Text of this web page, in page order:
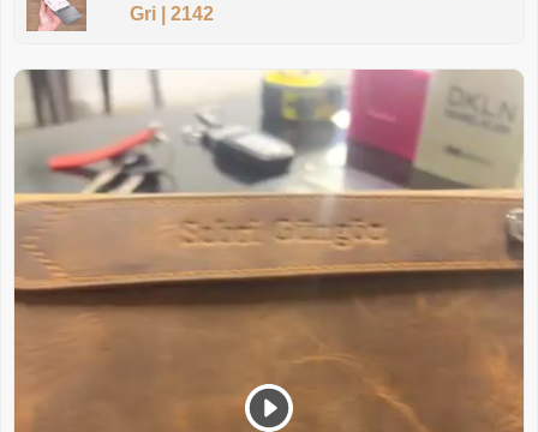
Gri | 2142